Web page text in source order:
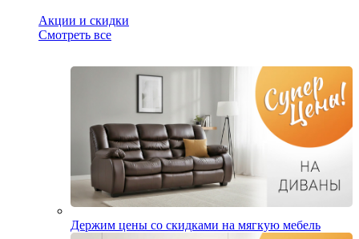
Акции и скидки
Смотреть все
Держим цены со скидками на мягкую мебель